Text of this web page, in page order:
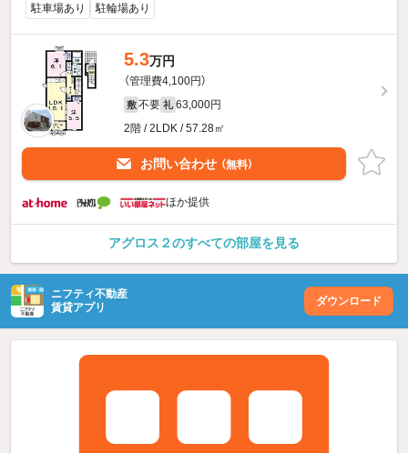
駐車場あり 駐輪場あり
5.3万円
（管理費4,100円）
敷 不要 礼 63,000円
2階 / 2LDK / 57.28㎡
お問い合わせ （無料）
ほか提供
アグロス２のすべての部屋を見る
ニフティ不動産
賃貸アプリ
ダウンロード